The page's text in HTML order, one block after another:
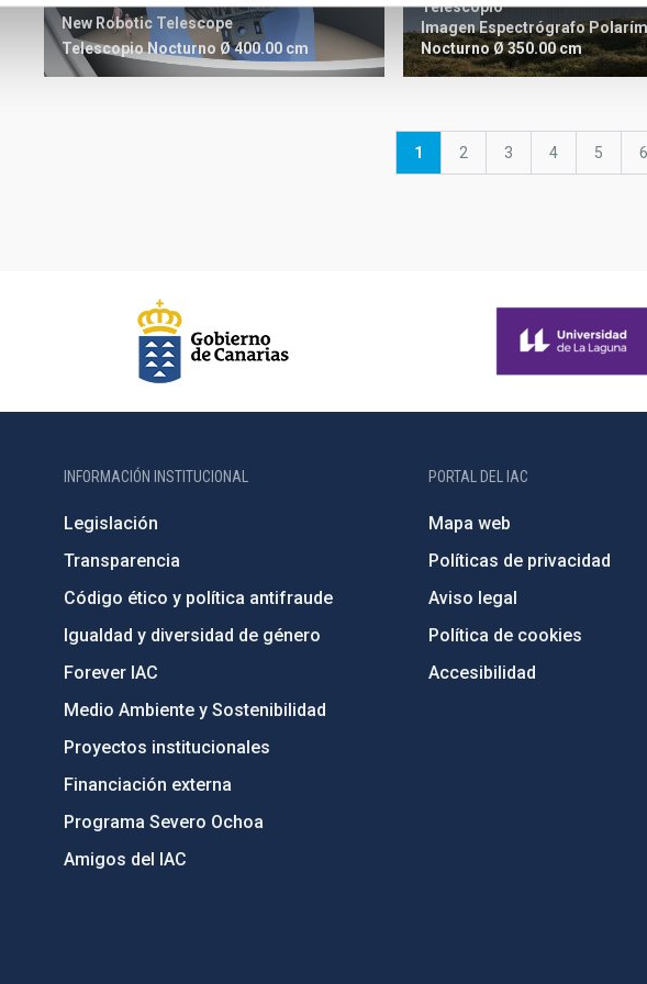
New Robotic Telescope
TelescopioNocturno Ø 400.00 cm
Telescopio
ImagenEspectrógrafo
NocturnoØ 350.00 cm
Página
1 Página
2 Página
3 Página
4 Página
5 6
INFORMACIÓN INSTITUCIONAL
Legislación
Transparencia
Código ético y política antifraude
Igualdad y diversidad de género
Forever IAC
Medio Ambiente y Sostenibilidad
Proyectos institucionales
Financiación externa
Programa Severo Ochoa
Amigos del IAC
PORTAL DEL IAC
Mapa web
Políticas de privacidad
Aviso legal
Política de cookies
Accesibilidad